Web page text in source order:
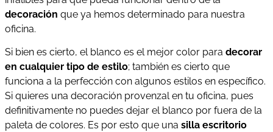
decoración que ya hemos determinado para nuestra
oficina.
Si bien es cierto, el blanco es el mejor color para decorar
en cualquier tipo de estilo; también es cierto que
funciona a la perfección con algunos estilos en específico.
Si quieres una decoración provenzal en tu oficina, pues
definitivamente no puedes dejar el blanco por fuera de la
paleta de colores. Es por esto que una silla escritorio